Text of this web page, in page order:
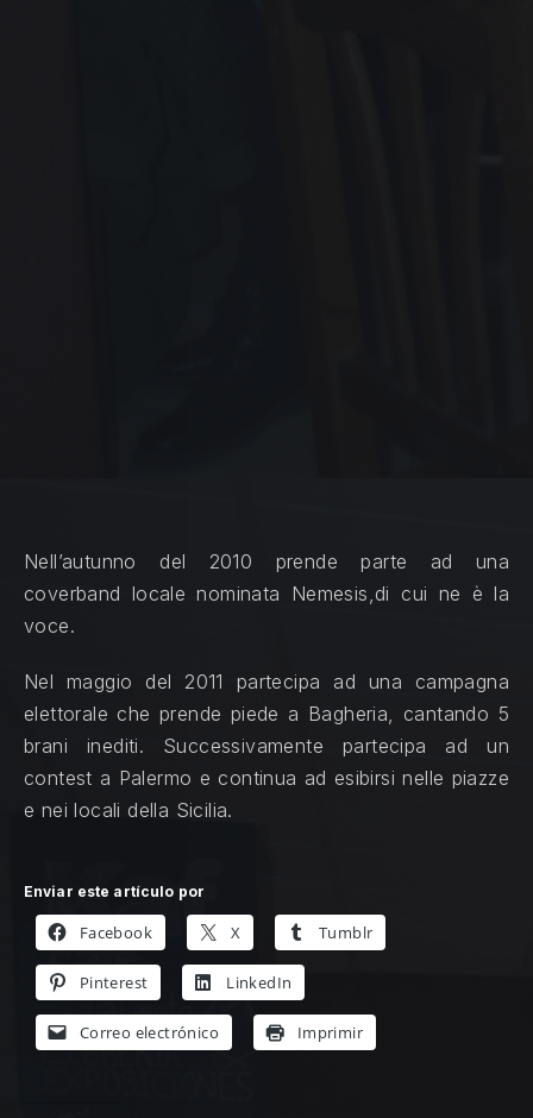
Nell’autunno del 2010 prende parte ad una
coverband locale nominata Nemesis,di cui ne è la
voce.
Nel maggio del 2011 partecipa ad una campagna
elettorale che prende piede a Bagheria, cantando 5
brani inediti. Successivamente partecipa ad un
contest a Palermo e continua ad esibirsi nelle piazze
e nei locali della Sicilia.
Enviar este artículo por
Facebook X Tumblr
Pinterest LinkedIn
Correo electrónico Imprimir